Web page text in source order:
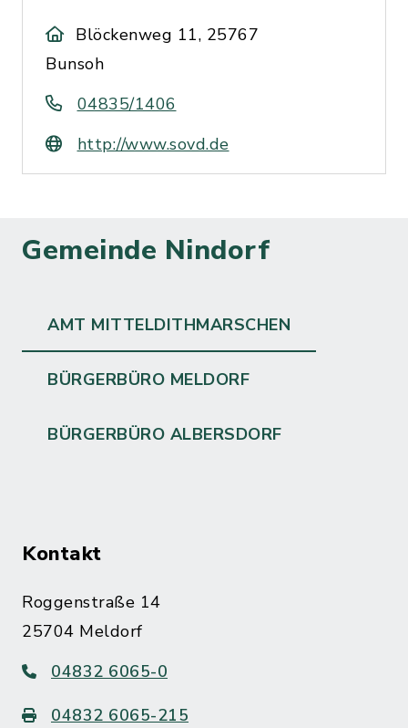
Blöckenweg 11, 25767
Bunsoh
04835/1406
http://www.sovd.de
Gemeinde Nindorf
AMT MITTELDITHMARSCHEN
BÜRGERBÜRO MELDORF
BÜRGERBÜRO ALBERSDORF
Kontakt
Roggenstraße 14
25704 Meldorf
04832 6065-0
04832 6065-215